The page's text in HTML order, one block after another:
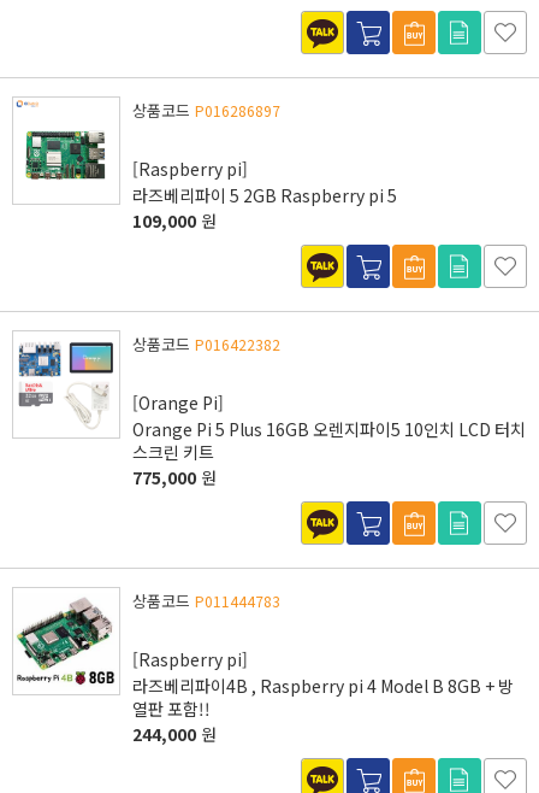
상품코드 P016286897
[Raspberry pi]
라즈베리파이 5 2GB Raspberry pi 5
109,000 원
상품코드 P016422382
[Orange Pi]
Orange Pi 5 Plus 16GB 오렌지파이5 10인치 LCD 터치
스크린 키트
775,000 원
상품코드 P011444783
[Raspberry pi]
라즈베리파이4B , Raspberry pi 4 Model B 8GB + 방
열판 포함!!
244,000 원